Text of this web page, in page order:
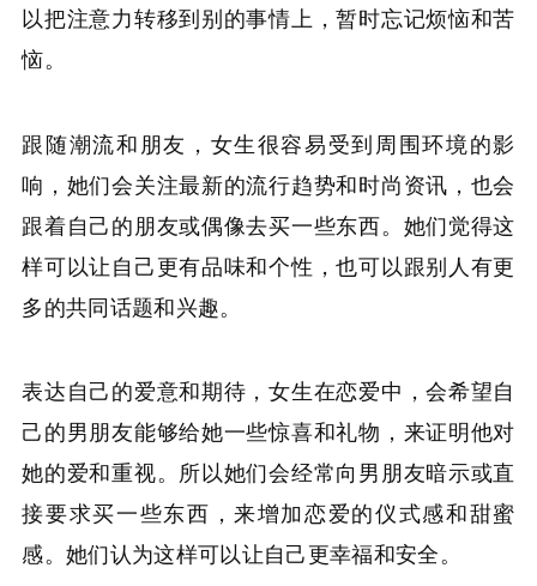
以把注意力转移到别的事情上，暂时忘记烦恼和苦
恼。
跟随潮流和朋友，女生很容易受到周围环境的影
响，她们会关注最新的流行趋势和时尚资讯，也会
跟着自己的朋友或偶像去买一些东西。她们觉得这
样可以让自己更有品味和个性，也可以跟别人有更
多的共同话题和兴趣。
表达自己的爱意和期待，女生在恋爱中，会希望自
己的男朋友能够给她一些惊喜和礼物，来证明他对
她的爱和重视。所以她们会经常向男朋友暗示或直
接要求买一些东西，来增加恋爱的仪式感和甜蜜
感。她们认为这样可以让自己更幸福和安全。